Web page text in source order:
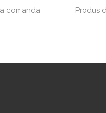
Produs disponibil la